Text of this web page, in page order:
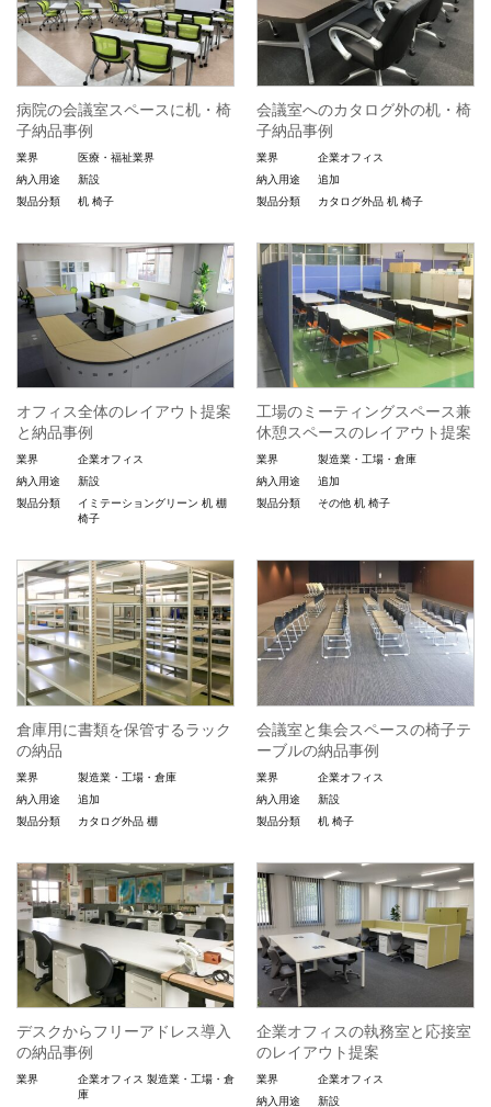
病院の会議室スペースに机・椅
子納品事例
業界
医療・福祉業界
納入用途
新設
製品分類
机 椅子
会議室へのカタログ外の机・椅
子納品事例
業界
企業オフィス
納入用途
追加
製品分類
カタログ外品 机 椅子
オフィス全体のレイアウト提案
と納品事例
業界
企業オフィス
納入用途
新設
製品分類
イミテーショングリーン 机 棚
椅子
工場のミーティングスペース兼
休憩スペースのレイアウト提案
業界
製造業・工場・倉庫
納入用途
追加
製品分類
その他 机 椅子
倉庫用に書類を保管するラック
の納品
業界
製造業・工場・倉庫
納入用途
追加
製品分類
カタログ外品 棚
会議室と集会スペースの椅子テ
ーブルの納品事例
業界
企業オフィス
納入用途
新設
製品分類
机 椅子
デスクからフリーアドレス導入
の納品事例
業界 企業オフィス 製造業・工場・倉
庫
企業オフィスの執務室と応接室
のレイアウト提案
業界
企業オフィス
納入用途
新設